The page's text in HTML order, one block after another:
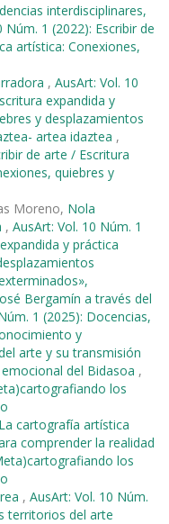
interdisciplinares,
Núm. 1 (2022): Escribir de
artística: Conexiones,
, AusArt: Vol. 10
expandida y
y desplazamientos
artea idaztea ,
de arte / Escritura
quiebres y
Moreno, Nola
, AusArt: Vol. 10 Núm. 1
y práctica
Bergamín a través del
1 (2025): Docencias,
y
arte y su transmisión
del Bidasoa ,
los
La cartografía artística
comprender la realidad
los
, AusArt: Vol. 10 Núm.
territorios del arte